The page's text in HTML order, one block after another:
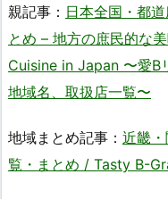
親記事： 日本全国・都
とめ – 地方の庶民的な
Cuisine in Japan 〜愛B
地域名、取扱店一覧〜
地域まとめ記事： 近畿
覧・まとめ / Tasty B-